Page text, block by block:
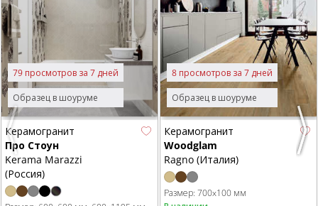
Previous
Образец в шоуруме
79 просмотров за 7 дней
Керамогранит
Про Стоун
Kerama Marazzi
(Россия)
Образец в шоуруме
8 просмотров за 7 дней
Керамогранит
Woodglam
Ragno (Италия)
Размер: 700x100 мм
Next